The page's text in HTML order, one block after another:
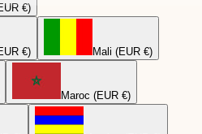
€)
€) Mali (EUR €)
Maroc (EUR €)